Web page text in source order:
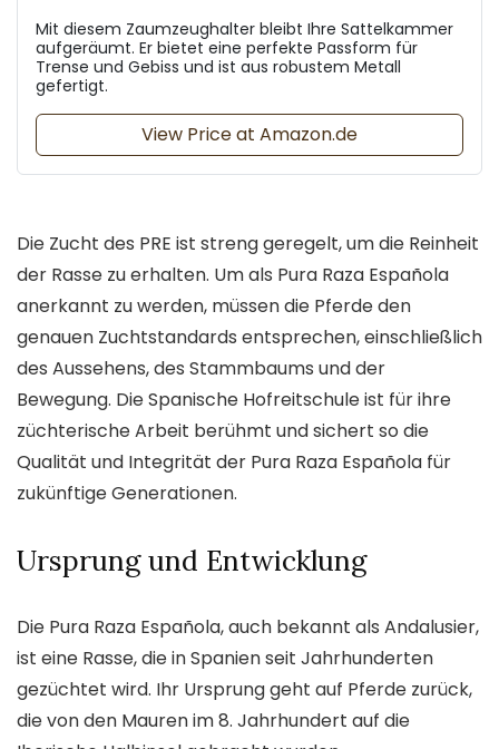
Mit diesem Zaumzeughalter bleibt Ihre Sattelkammer
aufgeräumt. Er bietet eine perfekte Passform für
Trense und Gebiss und ist aus robustem Metall
gefertigt.
View Price at Amazon.de
Die Zucht des PRE ist streng geregelt, um die Reinheit
der Rasse zu erhalten. Um als Pura Raza Española
anerkannt zu werden, müssen die Pferde den
genauen Zuchtstandards entsprechen, einschließlich
des Aussehens, des Stammbaums und der
Bewegung. Die Spanische Hofreitschule ist für ihre
züchterische Arbeit berühmt und sichert so die
Qualität und Integrität der Pura Raza Española für
zukünftige Generationen.
Ursprung und Entwicklung
Die Pura Raza Española, auch bekannt als Andalusier,
ist eine Rasse, die in Spanien seit Jahrhunderten
gezüchtet wird. Ihr Ursprung geht auf Pferde zurück,
die von den Mauren im 8. Jahrhundert auf die